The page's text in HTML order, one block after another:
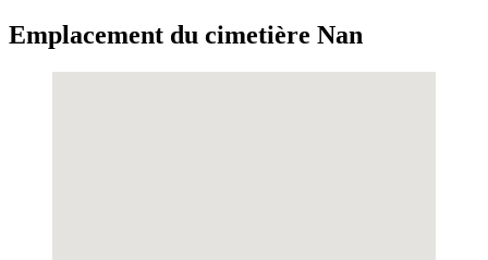
Emplacement du cimetière Nan